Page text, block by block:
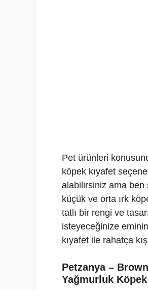
Pet ürünleri
köpek kıyafet
alabilirsiniz ama ben
küçük ve orta ırk
tatlı bir rengi ve
isteyeceğinize
kıyafet ile rahatça
Petzanya –
Yağmurluk